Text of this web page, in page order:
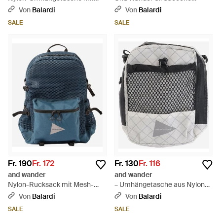
Logo - Schwarz
Von Balardi
SALE
Umhängetasche - Blau
Von Balardi
SALE
Fr. 190Fr. 172
and wander
Nylon-Rucksack mit Mesh-
Einsätzen - Blau
Von Balardi
SALE
Fr. 130Fr. 116
and wander
– Umhängetasche aus Nylon
mit Logo - Weiß
Von Balardi
SALE